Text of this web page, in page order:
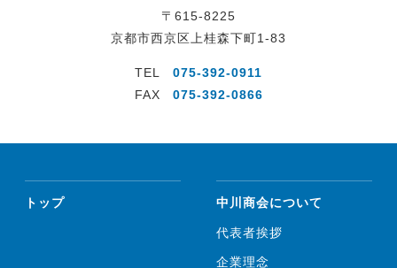
〒615-8225
京都市西京区上桂森下町1-83
TEL
075-392-0911
FAX
075-392-0866
トップ 中川商会について
代表者挨拶
企業理念